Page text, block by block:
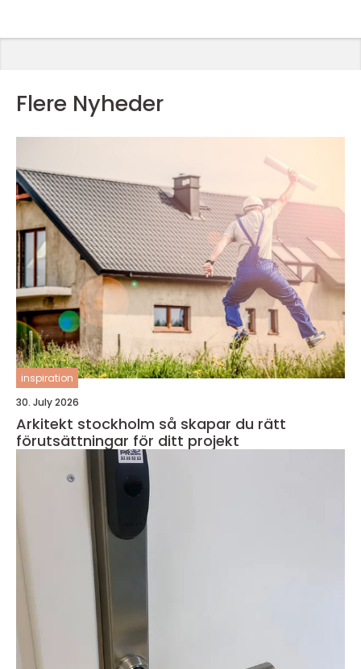
Flere Nyheder
inspiration
30. July 2026
Arkitekt stockholm så skapar du rätt
förutsättningar för ditt projekt